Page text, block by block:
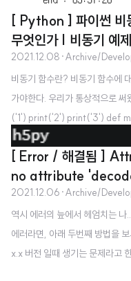
[ Python ] 파이썬
무엇인가 | 비동기 예제
2021.12.08 ·Archive/
비동기 함수란? 비동기 함수에
가야한다. 우리가 통상적으로
('1') print('2') print('3') def
함수는 test를 실행하고, 1,2,3
는 test 함수가 종료될 때까지
약, main 이 test 함수가 1,2,3을
어떻게 해야할까? 예시는 이렇
는 상황이라면? 마냥 test 함수
리는 것은..
[ Error / 해결됨 ]
no attribute
2021.12.06 ·Archive/
역시 에러의 늪에서 헤엄치는
에러라면, 아래 두번째 방법을
x.x 버전 일때 생기는 문제라고